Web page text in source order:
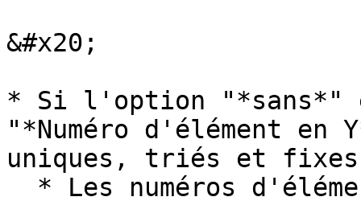
&#x20;
* Si l'option "*sans*"
"*Numéro d'élément en
uniques, triés et